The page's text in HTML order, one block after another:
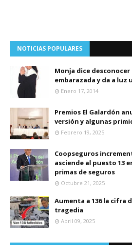
NOTICIAS POPULARES
Monja dice
embarazada y da a luz
Enero 17, 2014
Premios El Galardón
versión y algunas
Febrero 19, 2025
Coopseguros
asciende al puesto 13
primas de seguros
Octubre 21, 2025
Aumenta a 136 la cifra
tragedia
Abril 09, 2025